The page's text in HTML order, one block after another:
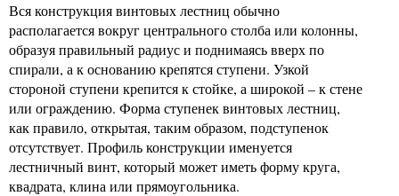
Вся конструкция винтовых лестниц обычно
располагается вокруг центрального столба или колонны,
образуя правильный радиус и поднимаясь вверх по
спирали, а к основанию крепятся ступени. Узкой
стороной ступени крепится к стойке, а широкой – к стене
или ограждению. Форма ступенек винтовых лестниц,
как правило, открытая, таким образом, подступенок
отсутствует. Профиль конструкции именуется
лестничный винт, который может иметь форму круга,
квадрата, клина или прямоугольника.